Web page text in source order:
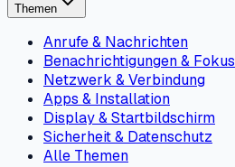
Themen
Anrufe & Nachrichten
Benachrichtigungen & Fokus
Netzwerk & Verbindung
Apps & Installation
Display & Startbildschirm
Sicherheit & Datenschutz
Alle Themen